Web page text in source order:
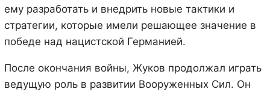
ему разработать и внедрить новые тактики и
стратегии, которые имели решающее значение в
победе над нацистской Германией.
После окончания войны, Жуков продолжал играть
ведущую роль в развитии Вооруженных Сил. Он